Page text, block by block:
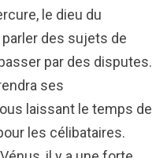
le dieu du
des sujets de
par des disputes.
ses
laissant le temps de
les célibataires.